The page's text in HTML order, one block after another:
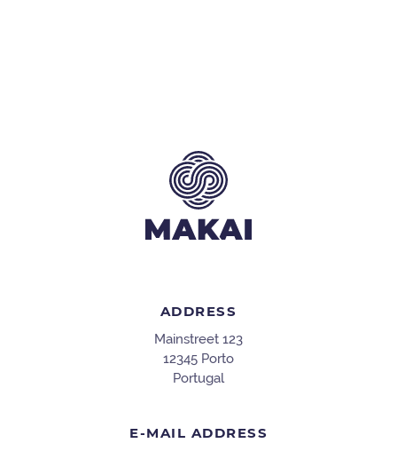
ADDRESS
Mainstreet 123
12345 Porto
Portugal
E-MAIL ADDRESS